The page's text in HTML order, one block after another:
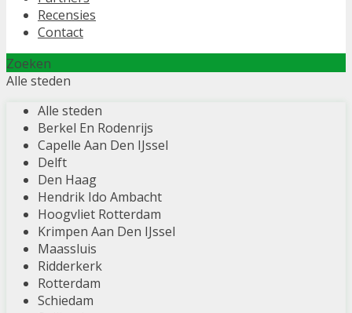
Recensies
Contact
Zoeken
Alle steden
Alle steden
Berkel En Rodenrijs
Capelle Aan Den IJssel
Delft
Den Haag
Hendrik Ido Ambacht
Hoogvliet Rotterdam
Krimpen Aan Den IJssel
Maassluis
Ridderkerk
Rotterdam
Schiedam